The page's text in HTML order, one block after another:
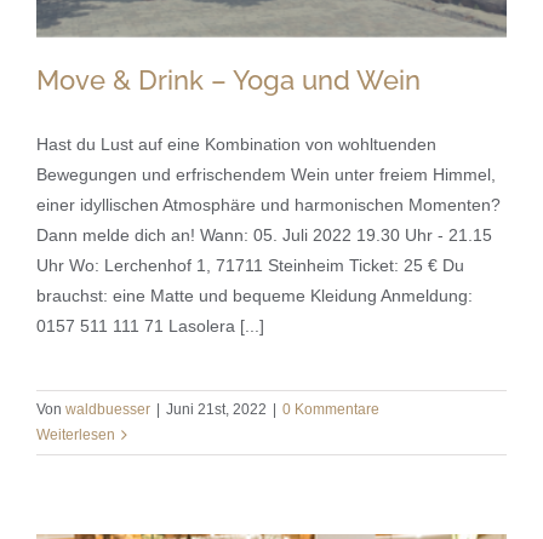
Move & Drink – Yoga und Wein
Move & Drink – Yoga und Wein
Hast du Lust auf eine Kombination von wohltuenden
Bewegungen und erfrischendem Wein unter freiem Himmel,
einer idyllischen Atmosphäre und harmonischen Momenten?
Dann melde dich an! Wann: 05. Juli 2022 19.30 Uhr - 21.15
Uhr Wo: Lerchenhof 1, 71711 Steinheim Ticket: 25 € Du
brauchst: eine Matte und bequeme Kleidung Anmeldung:
0157 511 111 71 Lasolera [...]
Von waldbuesser Juni 21st, 2022
0 Kommentare
Weiterlesen